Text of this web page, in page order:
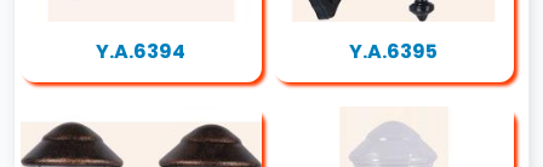
Y.A.6394 Y.A.6395